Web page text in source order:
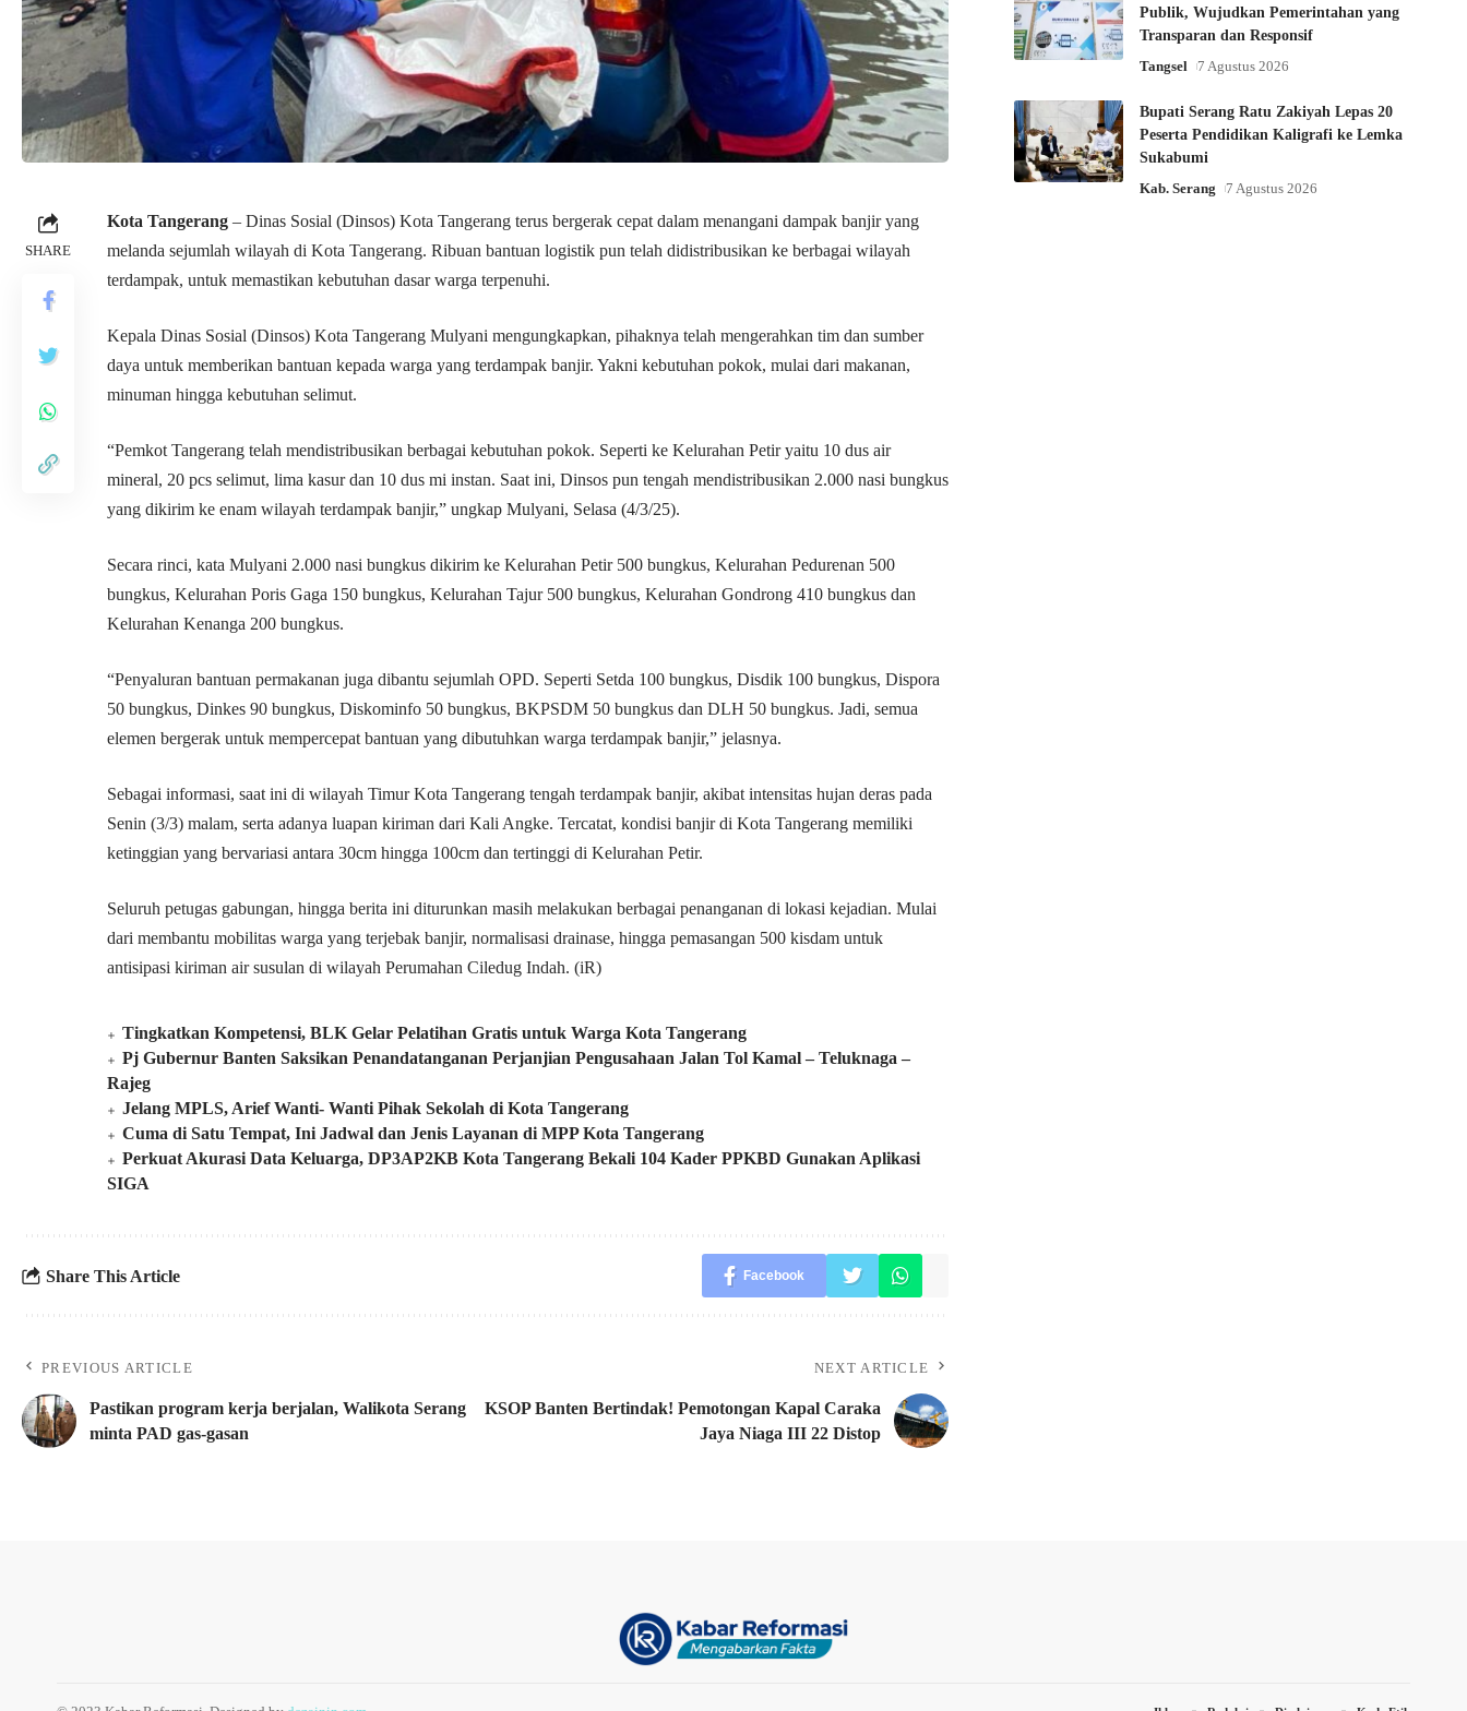
SHARE
Kota Tangerang – Dinas Sosial (Dinsos) Kota Tangerang terus bergerak cepat dalam menangani dampak banjir yang
melanda sejumlah wilayah di Kota Tangerang. Ribuan bantuan logistik pun telah didistribusikan ke berbagai wilayah
terdampak, untuk memastikan kebutuhan dasar warga terpenuhi.
Kepala Dinas Sosial (Dinsos) Kota Tangerang Mulyani mengungkapkan, pihaknya telah mengerahkan tim dan sumber
daya untuk memberikan bantuan kepada warga yang terdampak banjir. Yakni kebutuhan pokok, mulai dari makanan,
minuman hingga kebutuhan selimut.
“Pemkot Tangerang telah mendistribusikan berbagai kebutuhan pokok. Seperti ke Kelurahan Petir yaitu 10 dus air
mineral, 20 pcs selimut, lima kasur dan 10 dus mi instan. Saat ini, Dinsos pun tengah mendistribusikan 2.000 nasi bungkus
yang dikirim ke enam wilayah terdampak banjir,” ungkap Mulyani, Selasa (4/3/25).
Secara rinci, kata Mulyani 2.000 nasi bungkus dikirim ke Kelurahan Petir 500 bungkus, Kelurahan Pedurenan 500
bungkus, Kelurahan Poris Gaga 150 bungkus, Kelurahan Tajur 500 bungkus, Kelurahan Gondrong 410 bungkus dan
Kelurahan Kenanga 200 bungkus.
“Penyaluran bantuan permakanan juga dibantu sejumlah OPD. Seperti Setda 100 bungkus, Disdik 100 bungkus, Dispora
50 bungkus, Dinkes 90 bungkus, Diskominfo 50 bungkus, BKPSDM 50 bungkus dan DLH 50 bungkus. Jadi, semua
elemen bergerak untuk mempercepat bantuan yang dibutuhkan warga terdampak banjir,” jelasnya.
Sebagai informasi, saat ini di wilayah Timur Kota Tangerang tengah terdampak banjir, akibat intensitas hujan deras pada
Senin (3/3) malam, serta adanya luapan kiriman dari Kali Angke. Tercatat, kondisi banjir di Kota Tangerang memiliki
ketinggian yang bervariasi antara 30cm hingga 100cm dan tertinggi di Kelurahan Petir.
Seluruh petugas gabungan, hingga berita ini diturunkan masih melakukan berbagai penanganan di lokasi kejadian. Mulai
dari membantu mobilitas warga yang terjebak banjir, normalisasi drainase, hingga pemasangan 500 kisdam untuk
antisipasi kiriman air susulan di wilayah Perumahan Ciledug Indah. (iR)
Tingkatkan Kompetensi, BLK Gelar Pelatihan Gratis untuk Warga Kota Tangerang
Pj Gubernur Banten Saksikan Penandatanganan Perjanjian Pengusahaan Jalan Tol Kamal – Teluknaga –
Rajeg
Jelang MPLS, Arief Wanti- Wanti Pihak Sekolah di Kota Tangerang
Cuma di Satu Tempat, Ini Jadwal dan Jenis Layanan di MPP Kota Tangerang
Perkuat Akurasi Data Keluarga, DP3AP2KB Kota Tangerang Bekali 104 Kader PPKBD Gunakan Aplikasi
SIGA
Share This Article Facebook
PREVIOUS ARTICLE
Pastikan program kerja berjalan, Walikota Serang
minta PAD gas-gasan
NEXT ARTICLE
KSOP Banten Bertindak! Pemotongan Kapal Caraka
Jaya Niaga III 22 Distop
Publik, Wujudkan Pemerintahan yang
Transparan dan Responsif
Tangsel
7 Agustus 2026
Bupati Serang Ratu Zakiyah Lepas 20
Peserta Pendidikan Kaligrafi ke Lemka
Sukabumi
Kab. Serang
7 Agustus 2026